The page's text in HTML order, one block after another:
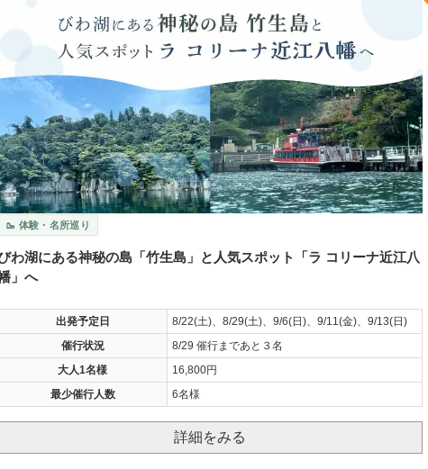
🥾 体験・名所巡り
わ湖にある神秘の島「竹生島」と人気スポット「ラ コリーナ近江八
」へ
出発予定日
8/22(土)、8/29(土)、9/6(日)、9/11(金)、9/13(日)
催行状況
8/29 催行まであと３名
大人1名様
16,800円
最少催行人数
6名様
詳細をみる